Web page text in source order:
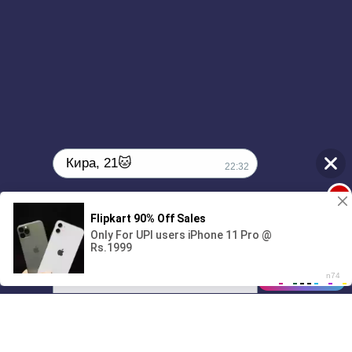
01/07
00:00
Кира, 21🐱 22:32
Поиграешь со мной? 💖🐾
22:32
1